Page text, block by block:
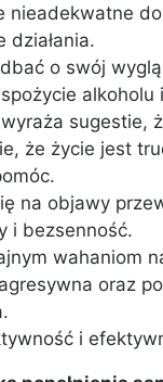
nieadekwatne
działania.
o swój
alkoholu
sugestie,
że życie jest
na objawy
i bezsenność.
wahaniom
oraz
i